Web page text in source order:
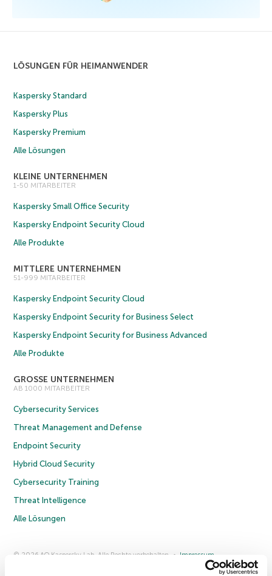
LÖSUNGEN FÜR HEIMANWENDER
Kaspersky Standard
Kaspersky Plus
Kaspersky Premium
Alle Lösungen
KLEINE UNTERNEHMEN
1-50 MITARBEITER
Kaspersky Small Office Security
Kaspersky Endpoint Security Cloud
Alle Produkte
MITTLERE UNTERNEHMEN
51-999 MITARBEITER
Kaspersky Endpoint Security Cloud
Kaspersky Endpoint Security for Business Select
Kaspersky Endpoint Security for Business Advanced
Alle Produkte
GROSSE UNTERNEHMEN
AB 1000 MITARBEITER
Cybersecurity Services
Threat Management and Defense
Endpoint Security
Hybrid Cloud Security
Cybersecurity Training
Threat Intelligence
Alle Lösungen
© 2026 AO Kaspersky Lab. Alle Rechte vorbehalten.
Impressum
Lizenzvereinbarung B2B